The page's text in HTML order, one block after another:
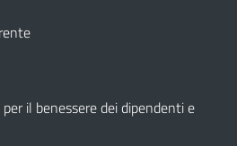
il benessere dei dipendenti e